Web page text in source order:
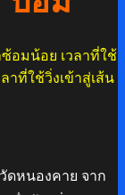
อมน้อย เวลาที่ใช้
าที่ใช้วิ่งเข้าสู่เส้น
ดหนองคาย จาก